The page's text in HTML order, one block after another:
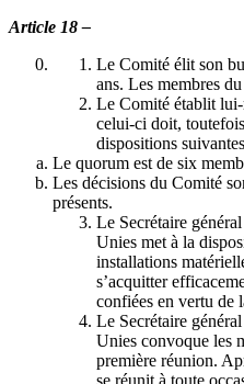
Article 18 –
Le Comité élit son
ans. Les membres
Le Comité établit
celui-ci doit,
dispositions
Le quorum est de six
Les décisions du Comité
présents.
Le Secrétaire
Unies met à la
installations
s’acquitter
confiées en vertu de
Le Secrétaire
Unies convoque les
première réunion.
se réunit à toute